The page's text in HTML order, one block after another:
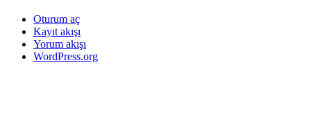
Oturum aç
Kayıt akışı
Yorum akışı
WordPress.org